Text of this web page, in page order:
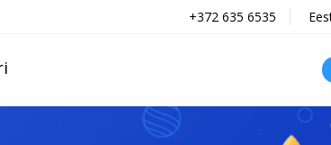
+372 635 6535